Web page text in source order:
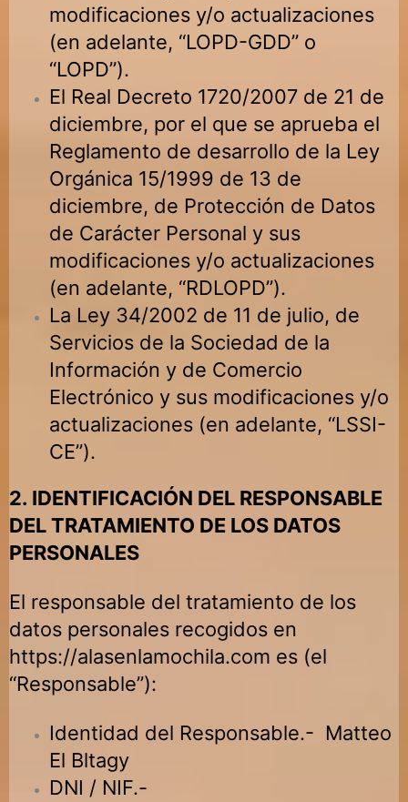
modificaciones y/o actualizaciones
(en adelante, “LOPD-GDD” o
“LOPD”).
El Real Decreto 1720/2007 de 21 de
diciembre, por el que se aprueba el
Reglamento de desarrollo de la Ley
Orgánica 15/1999 de 13 de
diciembre, de Protección de Datos
de Carácter Personal y sus
modificaciones y/o actualizaciones
(en adelante, “RDLOPD”).
La Ley 34/2002 de 11 de julio, de
Servicios de la Sociedad de la
Información y de Comercio
Electrónico y sus modificaciones y/o
actualizaciones (en adelante, “LSSI-
CE”).
2. IDENTIFICACIÓN DEL RESPONSABLE
DEL TRATAMIENTO DE LOS DATOS
PERSONALES
El responsable del tratamiento de los
datos personales recogidos en
https://alasenlamochila.com es (el
“Responsable”):
Identidad del Responsable.- Matteo
El Bltagy
DNI / NIF.-